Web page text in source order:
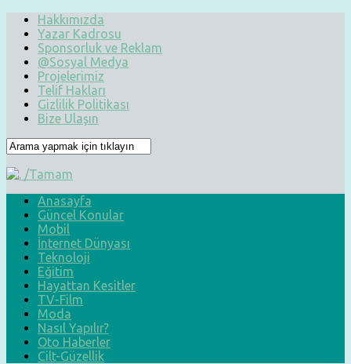
Hakkımızda
Yazar Kadrosu
Sponsorluk ve Reklam
@Sosyal Medya
Projelerimiz
Telif Hakları
Gizlilik Politikası
Bize Ulaşın
Anasayfa
Güncel Konular
Mobil
İnternet Dünyası
Teknoloji
Eğitim
Hayattan Kesitler
TV-Film
Moda
Nasıl Yapılır?
Oto Haberler
Cilt-Güzellik